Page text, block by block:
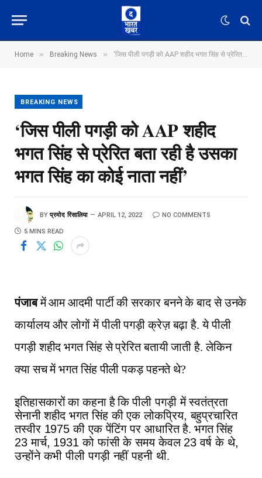
Home » Breaking News » ‘जिस पीली पगड़ी को AAP शहीद भगत सिंह से प्रेरित बता रही है उसका भगत सिंह का कोई नाता नहीं’
BREAKING NEWS
‘जिस पीली पगड़ी को AAP शहीद
भगत सिंह से प्रेरित बता रही है उसका
भगत सिंह का कोई नाता नहीं’
BY प्रमोद रिसालिया APRIL 12, 2022 NO COMMENTS
5 MINS READ
पंजाबमें आम आदमी पार्टी की सरकार बनने के बाद से उनके
कार्यालय और लोगों में पीली पगड़ी क्रेज़ बढ़ा है. ये पीली
पगड़ी शहीद भगत सिंह से प्रेरित बतायी जाती है. लेकिन
क्या सच में भगत सिंह पीली पकड़ पहनते थे?
इतिहासकारों का कहना है कि पीली पगड़ी में स्वतंत्रता
सेनानी शहीद भगत सिंह की एक लोकप्रिय,बहुप्रचारित
तस्वीर1975की एक पेंटिंग पर आधारित है. भगत सिंह
23मार्च, 1931को फांसी के समय केवल23वर्ष के थे,
उन्होंने कभी पीली पगड़ी नहीं पहनी थी.